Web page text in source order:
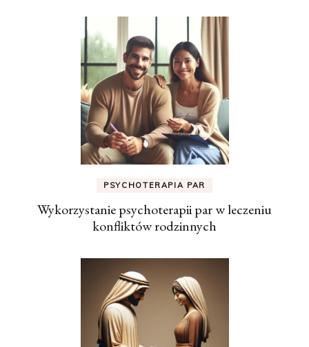
PSYCHOTERAPIA PAR
Wykorzystanie psychoterapii par w leczeniu
konfliktów rodzinnych